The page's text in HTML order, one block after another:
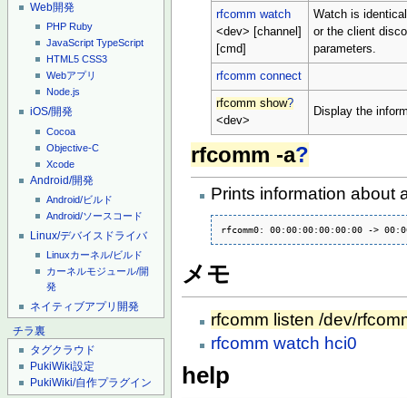
Web開発
PHP Ruby
JavaScript TypeScript
HTML5 CSS3
Webアプリ
Node.js
iOS/開発
Cocoa
Objective-C
Xcode
Android/開発
Android/ビルド
Android/ソースコード
Linux/デバイスドライバ
Linuxカーネル/ビルド
カーネルモジュール/開
発
ネイティブアプリ開発
チラ裏
タグクラウド
PukiWiki設定
PukiWiki/自作プラグイン
rfcomm watch
<dev> [channel]
[cmd]
Watch is
or the client
parameters.
rfcomm connect
rfcomm show?
<dev>
Display the
rfcomm -a?
Prints information about
rfcomm0: 00:00:00:00:00:00 ->
メモ
rfcomm listen /dev/
rfcomm watch hci0
help